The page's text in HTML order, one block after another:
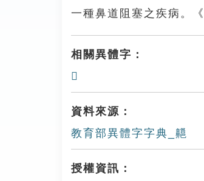
一種鼻道阻塞之疾病。
相關異體字：
𪖵
資料來源：
教育部異體字字典_齆
授權資訊：